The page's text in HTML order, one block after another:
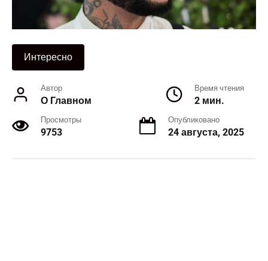
Интересно
Автор
О Главном
Время чтения
2 мин.
Просмотры
9753
Опубликовано
24 августа, 2025